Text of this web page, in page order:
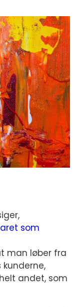
som
man løber fra
andet, som